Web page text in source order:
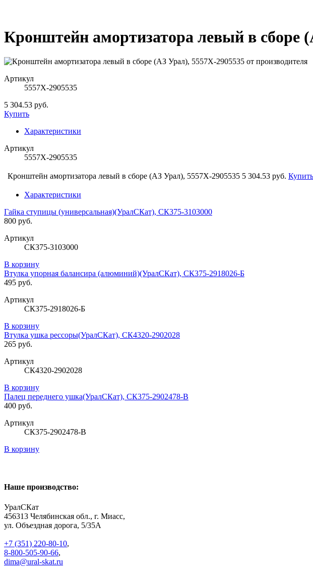
Кронштейн амортизатора левый в сборе
Артикул
5557Х-2905535
5 304.53 руб.
Купить
Характеристики
Артикул
5557Х-2905535
Кронштейн амортизатора левый в сборе (АЗ Урал), 5557Х-2905535 5 304.53 руб. Купить
Характеристики
Гайка ступицы (универсальная)(УралСКат), СК375-3103000
800 руб.
Артикул
СК375-3103000
В корзину
Втулка упорная балансира (алюминий)(УралСКат), СК375-2918026-Б
495 руб.
Артикул
СК375-2918026-Б
В корзину
Втулка ушка рессоры(УралСКат), СК4320-2902028
265 руб.
Артикул
СК4320-2902028
В корзину
Палец переднего ушка(УралСКат), СК375-2902478-В
400 руб.
Артикул
СК375-2902478-В
В корзину
Наше производство:
УралСКат
456313 Челябинская обл., г. Миасс,
ул. Объездная дорога, 5/35А
+7 (351) 220-80-10,
8-800-505-90-66,
dima@ural-skat.ru